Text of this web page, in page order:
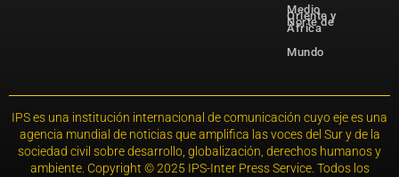
Medio
Oriente y
Norte de
África
Mundo
IPS es una institución internacional de comunicación cuyo eje es una
agencia mundial de noticias que amplifica las voces del Sur y de la
sociedad civil sobre desarrollo, globalización, derechos humanos y
ambiente. Copyright © 2025 IPS-Inter Press Service. Todos los